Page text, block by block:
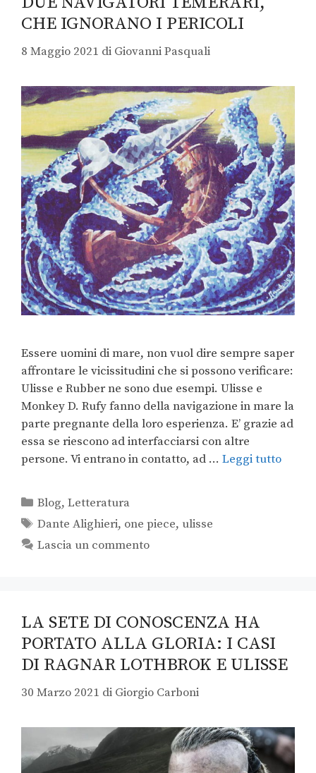
CHE IGNORANO I PERICOLI
8 Maggio 2021 di Giovanni Pasquali
Essere uomini di mare, non vuol dire sempre saper
affrontare le vicissitudini che si possono verificare:
Ulisse e Rubber ne sono due esempi. Ulisse e
Monkey D. Rufy fanno della navigazione in mare la
parte pregnante della loro esperienza. E’ grazie ad
essa se riescono ad interfacciarsi con altre
persone. Vi entrano in contatto, ad … Leggi tutto
Blog,Letteratura
Dante Alighieri, one piece, ulisse
Lascia un commento
LA SETE DI CONOSCENZA HA
PORTATO ALLA GLORIA: I CASI
DI RAGNAR LOTHBROK E ULISSE
30 Marzo 2021 di Giorgio Carboni